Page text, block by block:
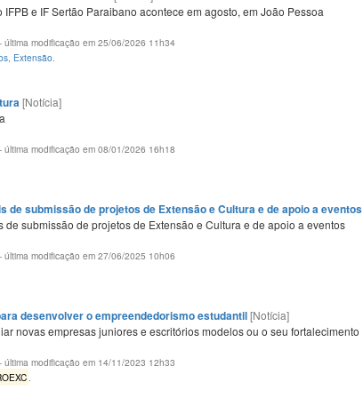
e IF Sertão Paraibano acontece em agosto, em João Pessoa
modificação em 25/06/2026 11h34
Extensão
[Notícia]
modificação em 08/01/2026 16h18
de submissão de projetos de Extensão e Cultura e de apoio a eventos
de submissão de projetos de Extensão e Cultura e de apoio a eventos
modificação em 27/06/2025 10h06
desenvolver o empreendedorismo estudantil[Notícia]
novas empresas juniores e escritórios modelos ou o seu fortalecimento
modificação em 14/11/2023 12h33